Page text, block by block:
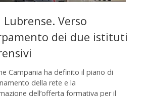
Lubrense. Verso
dei due istituti
Campania ha definito il piano di
della rete e la
dell’offerta formativa per il